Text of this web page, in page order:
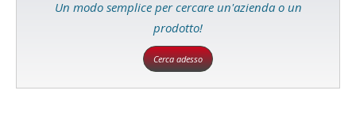
Un modo semplice per cercare un'azienda o un
prodotto!
Cerca adesso